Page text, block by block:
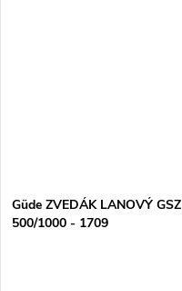
Güde ZVEDÁK LANOVÝ GSZ
500/1000 - 1709